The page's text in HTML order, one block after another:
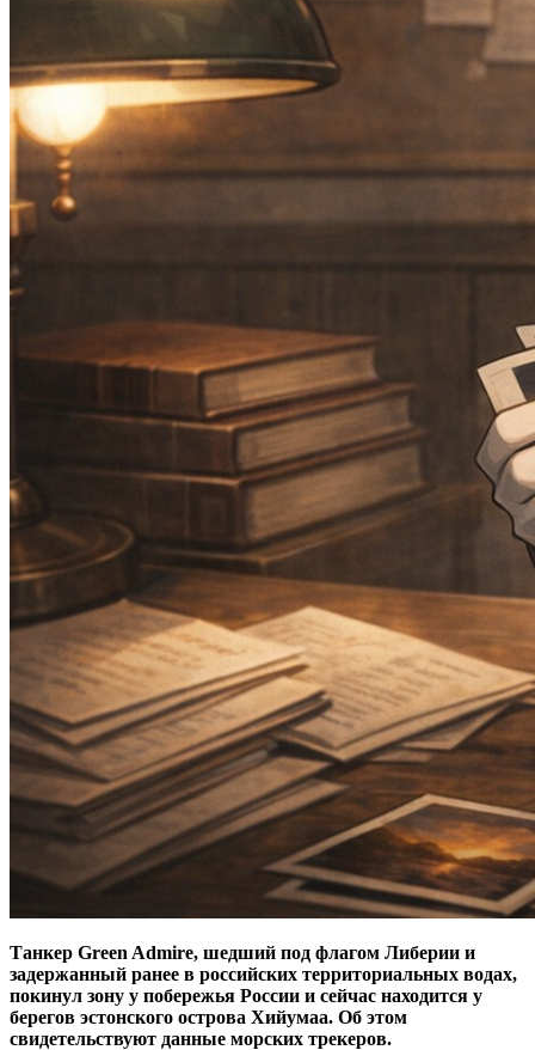
Танкер Green Admire, шедший под флагом Либерии и
задержанный ранее в российских территориальных водах,
покинул зону у побережья России и сейчас находится у
берегов эстонского острова Хийумаа. Об этом
свидетельствуют данные морских трекеров.